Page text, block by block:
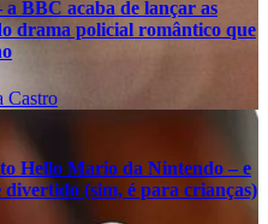
a BBC acaba de lançar as
drama policial romântico que
Castro
Hello Mario da Nintendo – e
divertido (sim, é para crianças)